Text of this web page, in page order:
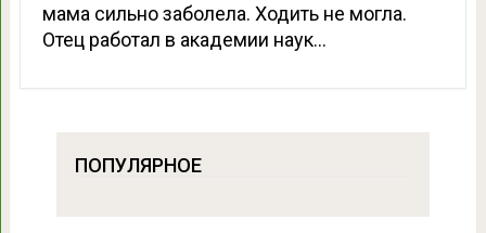
мама сильно заболела. Ходить не могла.
Отец работал в академии наук…
ПОПУЛЯРНОЕ